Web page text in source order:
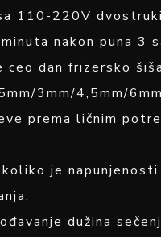
110-220V
nakon puna 3
dan frizersko
3mm/4,5mm/
prema ličnim
je
dužina